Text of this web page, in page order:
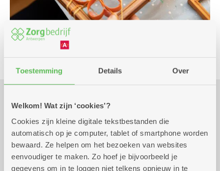
Toestemming Details Over
Welkom! Wat zijn ‘cookies’?
Cookies zijn kleine digitale tekstbestanden die
automatisch op je computer, tablet of smartphone worden
bewaard. Ze helpen om het bezoeken van websites
eenvoudiger te maken. Zo hoef je bijvoorbeeld je
gegevens om in te loggen niet telkens opnieuw in te
Praktisch
maandag 10 augustus
2026
14.00 uur tot 15.45
uur